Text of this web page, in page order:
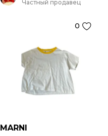
Частный продавец
0
MARNI